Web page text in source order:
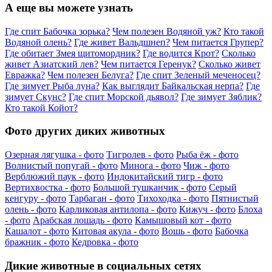
А еще вы можете узнать
Где спит Бабочка зорька? Чем полезен Водяной уж? Кто такой
Водяной олень? Где живет Вальдшнеп? Чем питается Групер?
Где обитает Змея щитомордник? Где водится Крот? Сколько
живет Азиатский лев? Чем питается Геренук? Сколько живет
Евражка? Чем полезен Белуга? Где спит Зеленый меченосец?
Где зимует Рыба луна? Как выглядит Байкальская нерпа? Где
зимует Скунс? Где спит Морской дьявол? Где зимует Зяблик?
Кто такой Койот?
Фото других диких животных
Озерная лягушка - фото Тигролев - фото Рыба ёж - фото
Волнистый попугай - фото Минога - фото Чиж - фото
Верблюжий паук - фото Индокитайский тигр - фото
Вертихвостка - фото Большой тушканчик - фото Серый
кенгуру - фото Тарбаган - фото Тихоходка - фото Пятнистый
олень - фото Карликовая антилопа - фото Кижуч - фото Блоха
- фото Арабская лошадь - фото Камышовый кот - фото
Кашалот - фото Китовая акула - фото Вошь - фото Бабочка
бражник - фото Кедровка - фото
Дикие животные в социальных сетях